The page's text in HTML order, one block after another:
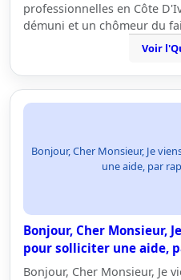
professionnelles en Côte
démuni et un chômeur du
Voir
Bonjour, Cher Monsieur, Je
une aide, par
Bonjour, Cher Monsieur,
pour solliciter une aide,
Bonjour, Cher Monsieur, Je